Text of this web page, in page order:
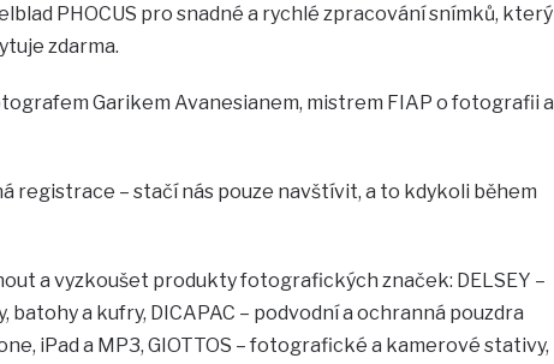
PHOCUS pro snadné a rychlé zpracování snímků, který
zdarma.
Garikem Avanesianem, mistrem FIAP o fotografii a
registrace – stačí nás pouze navštívit, a to kdykoli během
a vyzkoušet produkty fotografických značek: DELSEY –
a kufry, DICAPAC – podvodní a ochranná pouzdra
iPad a MP3, GIOTTOS – fotografické a kamerové stativy,